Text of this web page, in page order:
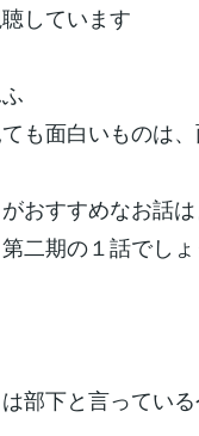
しています
も面白いものは
おすすめなお話は
二期の１話でしょ
部下と言ってい